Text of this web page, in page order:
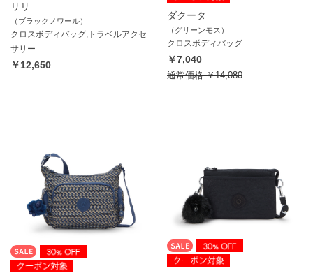
リリ
（ブラックノワール）
クロスボディバッグ,トラベルアクセ
サリー
￥12,650
ダクータ
（グリーンモス）
クロスボディバッグ
￥7,040
通常価格￥14,080